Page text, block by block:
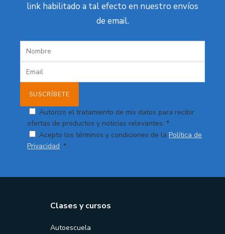
link habilitado a tal efecto en nuestro envíos
de email.
Autorizo el tratamiento de mis datos para recibir
ofertas de productos y noticias relevantes. *
Acepto los términos y condiciones de laPolítica de
Privacidad. *
Clases y cursos
Autoescuela